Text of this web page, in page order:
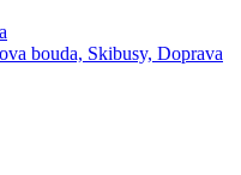
bouda, Skibusy, Doprava